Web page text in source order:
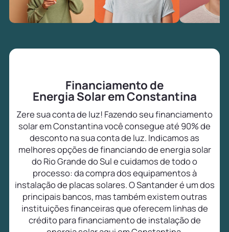
Financiamento de
Energia Solar em Constantina
Zere sua conta de luz! Fazendo seu financiamento
solar em Constantina você consegue até 90% de
desconto na sua conta de luz. Indicamos as
melhores opções de financiando de energia solar
do Rio Grande do Sul e cuidamos de todo o
processo: da compra dos equipamentos à
instalação de placas solares. O Santander é um dos
principais bancos, mas também existem outras
instituições financeiras que oferecem linhas de
crédito para financiamento de instalação de